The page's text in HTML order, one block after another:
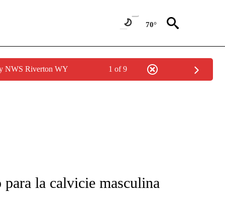
70°
NWS Riverton WY 1 of 9
la calvicie masculina